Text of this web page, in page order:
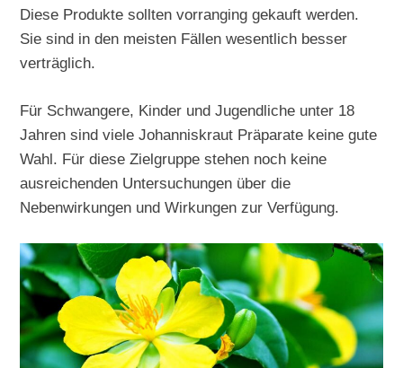
Diese Produkte sollten vorranging gekauft werden.
Sie sind in den meisten Fällen wesentlich besser
verträglich.
Für Schwangere, Kinder und Jugendliche unter 18
Jahren sind viele Johanniskraut Präparate keine gute
Wahl. Für diese Zielgruppe stehen noch keine
ausreichenden Untersuchungen über die
Nebenwirkungen und Wirkungen zur Verfügung.